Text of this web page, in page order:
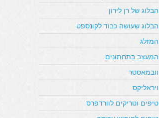
הבלוג של רן לירון
הבלוג שעושה כבוד לקונספט
המזלג
המעצב בתחתונים
וובמאסטר
ויראליקס
טיפים וטריקים לוורדפרס